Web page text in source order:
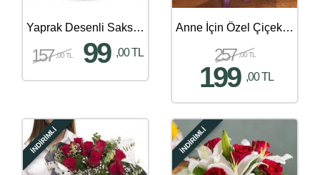
Yaprak Desenli Saksıda Kız Çocuk Figürlü Çiçek
157 ,00 TL 99 ,00 TL
Anne İçin Özel Çiçek Siparişi - 798
257 ,00 TL
199 ,00 TL
İNDİRİMLİ İNDİRİMLİ